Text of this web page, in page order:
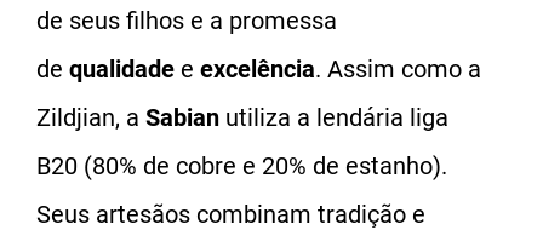
de seus filhos e a promessa
de qualidade e excelência. Assim como a
Zildjian, a Sabian utiliza a lendária liga
B20 (80% de cobre e 20% de estanho).
Seus artesãos combinam tradição e